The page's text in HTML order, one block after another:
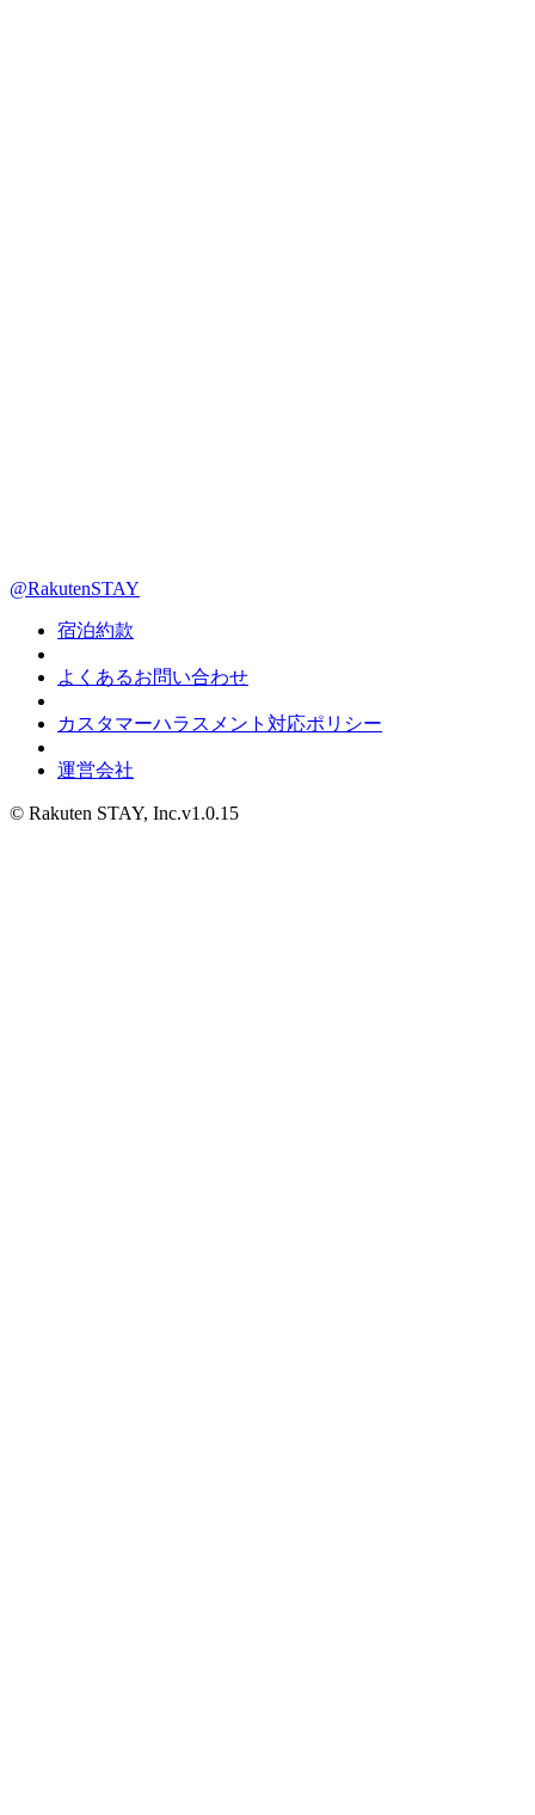
@RakutenSTAY
宿泊約款
よくあるお問い合わせ
カスタマーハラスメント対応ポリシー
運営会社
© Rakuten STAY, Inc.v1.0.15